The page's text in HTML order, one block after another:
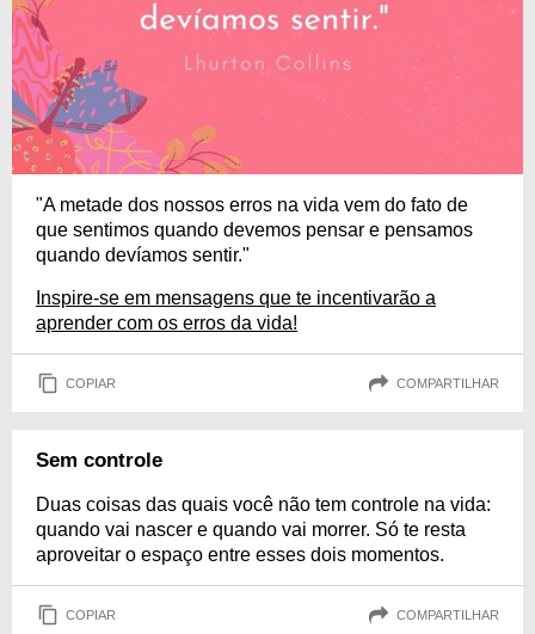
"A metade dos nossos erros na vida vem do fato de
que sentimos quando devemos pensar e pensamos
quando devíamos sentir."
Inspire-se em mensagens que te incentivarão a
aprender com os erros da vida!
COPIAR COMPARTILHAR
Sem controle
Duas coisas das quais você não tem controle na vida:
quando vai nascer e quando vai morrer. Só te resta
aproveitar o espaço entre esses dois momentos.
COPIAR COMPARTILHAR